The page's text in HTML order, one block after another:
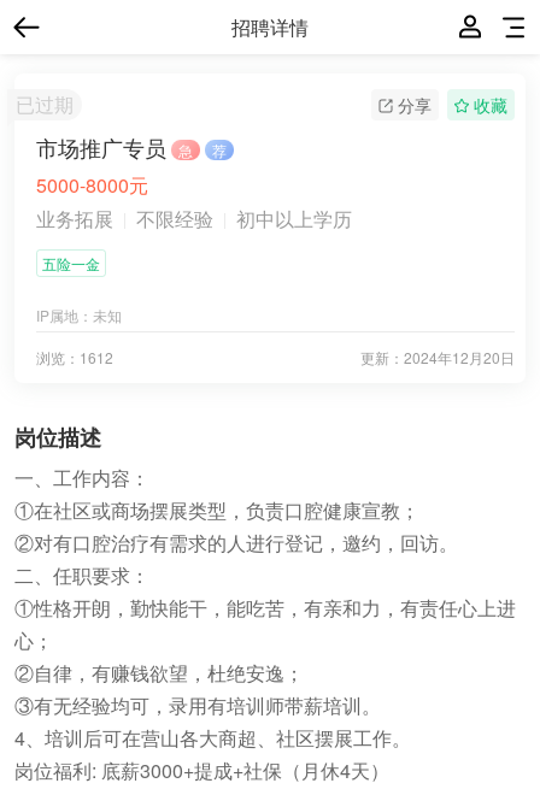
招聘详情
分享 收藏
已过期
市场推广专员 急 荐
5000-8000元
业务拓展
不限经验 初中以上学历
五险一金
IP属地： 未知
更新： 2024年12月20日
浏览：1612
岗位描述
一、工作内容：
①在社区或商场摆展类型，负责口腔健康宣教；
②对有口腔治疗有需求的人进行登记，邀约，回访。
二、任职要求：
①性格开朗，勤快能干，能吃苦，有亲和力，有责任心上进
心；
②自律，有赚钱欲望，杜绝安逸；
③有无经验均可，录用有培训师带薪培训。
4、培训后可在营山各大商超、社区摆展工作。
岗位福利: 底薪3000+提成+社保（月休4天）